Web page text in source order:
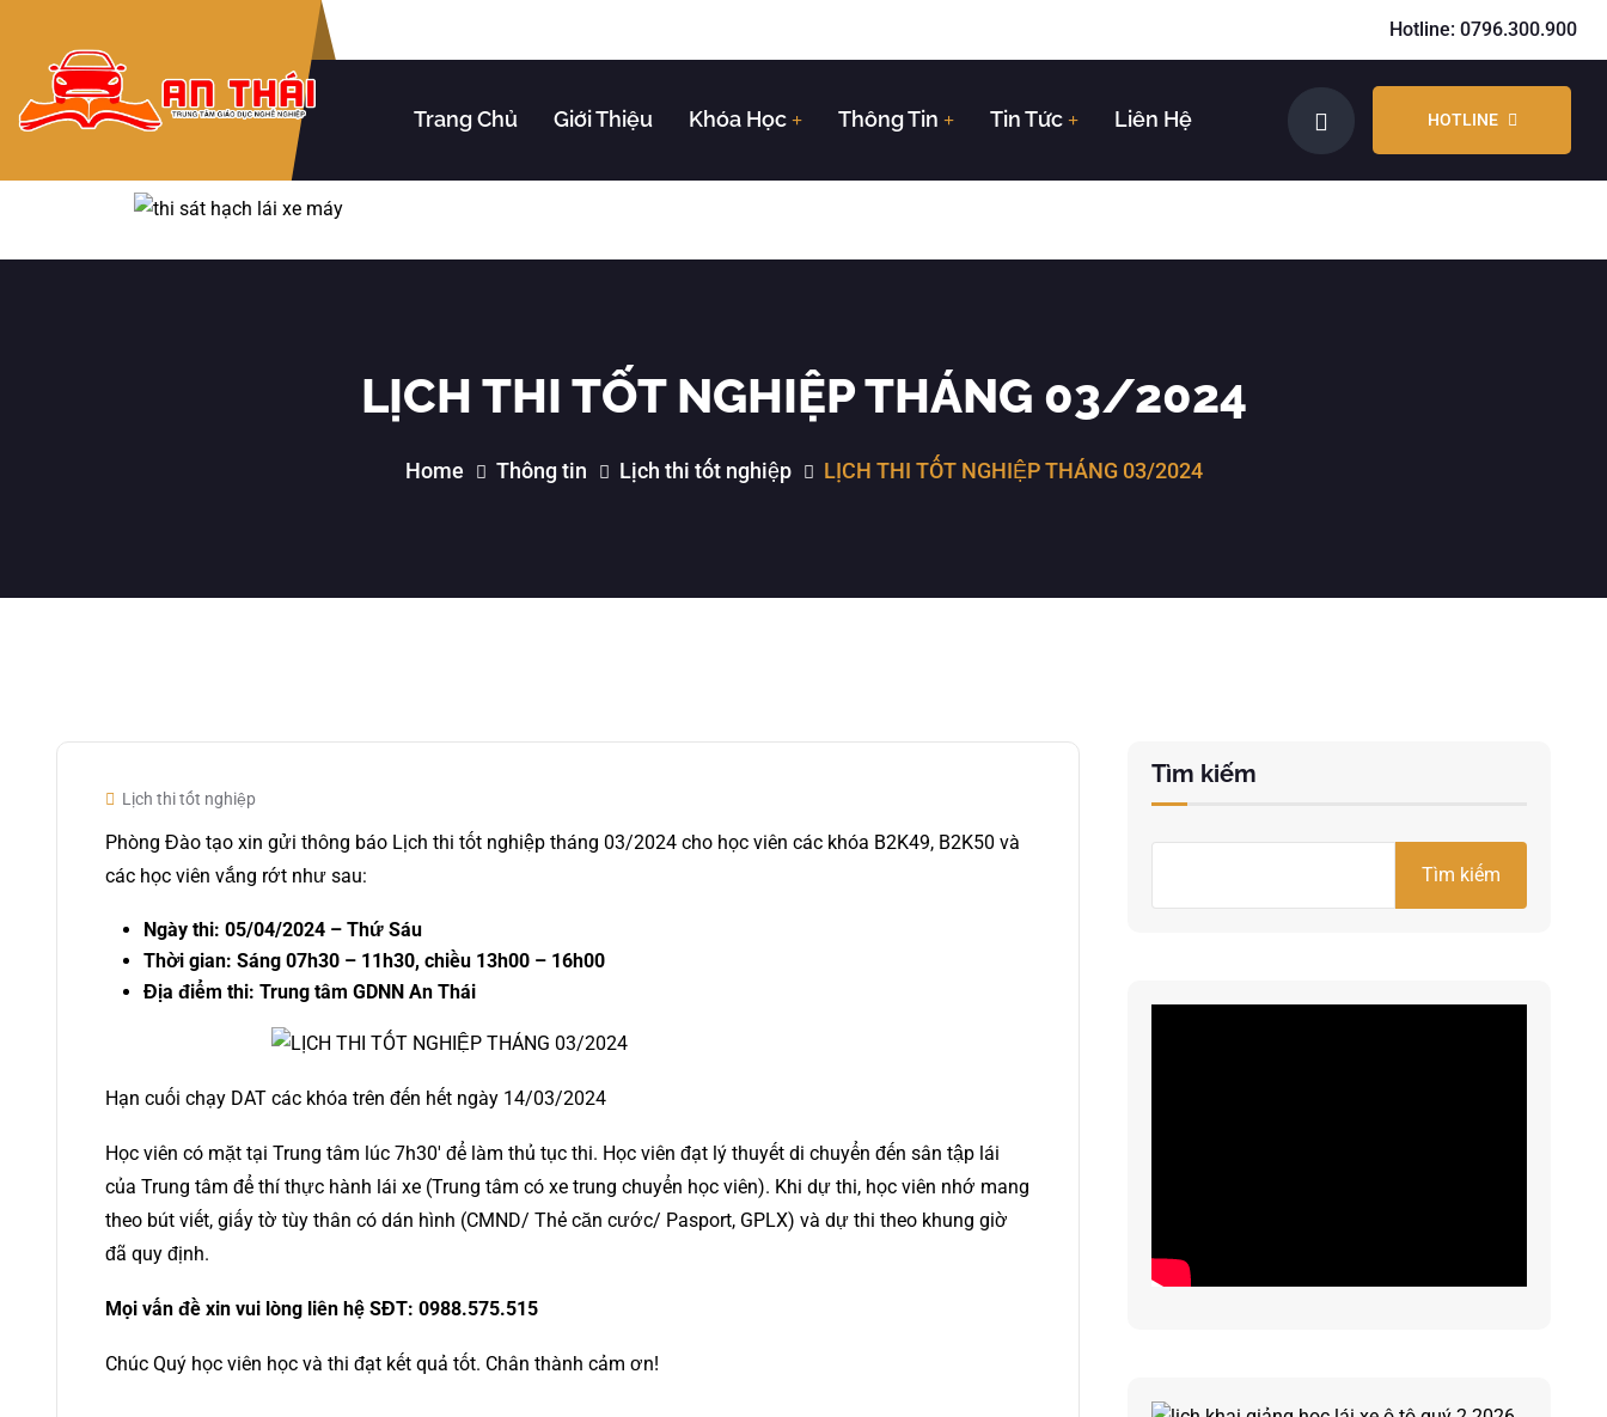
Hotline: 0796.300.900
Trang Chủ Giới Thiệu Khóa Học Thông Tin Tin Tức Liên Hệ HOTLINE
LỊCH THI TỐT NGHIỆP THÁNG 03/2024
Home Thông tin Lịch thi tốt nghiệp LỊCH THI TỐT NGHIỆP THÁNG 03/2024
Lịch thi tốt nghiệp
Phòng Đào tạo xin gửi thông báo Lịch thi tốt nghiệp tháng 03/2024 cho học viên các khóa B2K49, B2K50 và
các học viên vắng rớt như sau:
Ngày thi: 05/04/2024 – Thứ Sáu
Thời gian: Sáng 07h30 – 11h30, chiều 13h00 – 16h00
Địa điểm thi: Trung tâm GDNN An Thái
Hạn cuối chạy DAT các khóa trên đến hết ngày 14/03/2024
Học viên có mặt tại Trung tâm lúc 7h30′ để làm thủ tục thi. Học viên đạt lý thuyết di chuyển đến sân tập lái
của Trung tâm để thí thực hành lái xe (Trung tâm có xe trung chuyển học viên). Khi dự thi, học viên nhớ mang
theo bút viết, giấy tờ tùy thân có dán hình (CMND/ Thẻ căn cước/ Pasport, GPLX) và dự thi theo khung giờ
đã quy định.
Mọi vấn đề xin vui lòng liên hệ SĐT: 0988.575.515
Chúc Quý học viên học và thi đạt kết quả tốt. Chân thành cảm ơn!
Tìm kiếm
Tìm kiếm